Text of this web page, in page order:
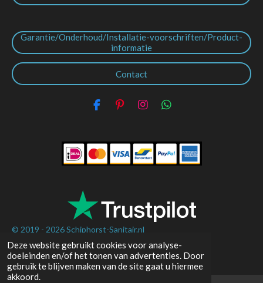
Deze website gebruikt cookies voor analyse-
doeleinden en/of het tonen van advertenties. Door
gebruik te blijven maken van de site gaat u hiermee
akkoord.
Garantie/Onderhoud/Installatie-voorschriften/Product-
informatie
Contact
F
e
b
o
P
t
e
r
I
t
a
g
W
t
s
A
© 2019 - 2026Schiphorst-Sanitair.nl
Powered byJouwWeb